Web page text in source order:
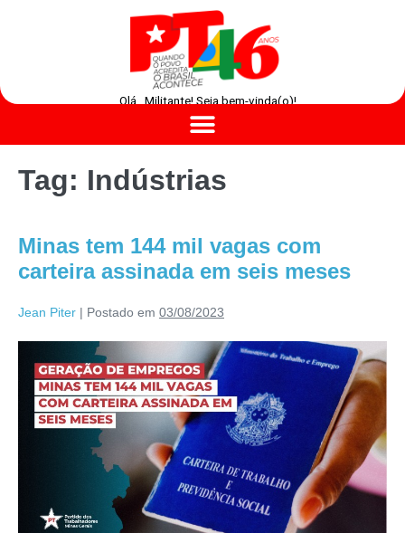
Olá , Militante! Seja bem-vinda(o)!
Tag: Indústrias
Minas tem 144 mil vagas com
carteira assinada em seis meses
Jean Piter | Postado em 03/08/2023